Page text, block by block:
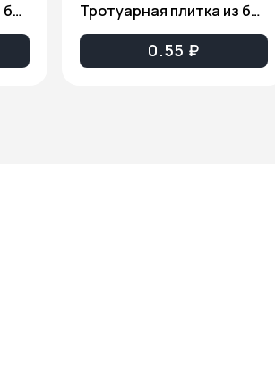
Тротуарная плитка из бетона (8 кирпичей серая) ТП001 Тротуарная плитка из бетона (12 кирпичей серая) ТП002
0.55 ₽